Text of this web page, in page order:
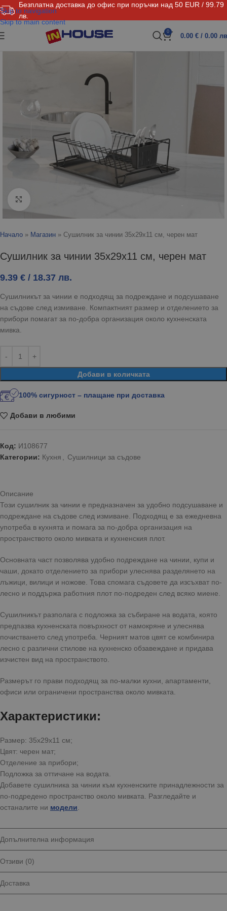
Безплатна доставка до офис при поръчки над 50 EUR / 99.79
лв.
Skip to navigation
Skip to main content
0
0.00 € / 0.00
Начало » Магазин » Сушилник за чинии 35x29x11 см, черен мат
Сушилник за чинии 35x29x11 см, черен мат
9.39 € / 18.37 лв.
Сушилникът за чинии е подходящ за подреждане и подсушаване
на съдове след измиване. Компактният размер и отделението за
прибори помагат за по-добра организация около кухненската
мивка.
Добави в количката
100% сигурност – плащане при доставка
Добави в любими
Код: И108677
Категории: Кухня Сушилници за съдове
Описание
Този сушилник за чинии е предназначен за удобно подсушаване и
подреждане на съдове след измиване. Подходящ е за ежедневна
употреба в кухнята и помага за по-добра организация на
пространството около мивката и кухненския плот.
Основната част позволява удобно подреждане на чинии, купи и
чаши, докато отделението за прибори улеснява разделянето на
лъжици, вилици и ножове. Това спомага съдовете да изсъхват по-
лесно и поддържа работния плот по-подреден след всяко миене.
Сушилникът разполага с подложка за събиране на водата, която
предпазва кухненската повърхност от намокряне и улеснява
почистването след употреба. Черният матов цвят се комбинира
лесно с различни стилове на кухненско обзавеждане и придава
изчистен вид на пространството.
Размерът го прави подходящ за по-малки кухни, апартаменти,
офиси или ограничени пространства около мивката.
Характеристики:
Размер: 35x29x11 см;
Цвят: черен мат;
Отделение за прибори;
Подложка за оттичане на водата.
Добавете сушилника за чинии към кухненските принадлежности за
по-подредено пространство около мивката. Разгледайте и
останалите ни модели
Допълнителна информация
Отзиви (0)
Доставка